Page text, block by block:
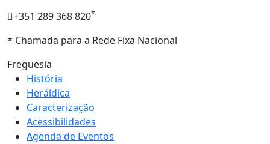
+351 289 368 820*
* Chamada para a Rede Fixa Nacional
Freguesia
História
Heráldica
Caracterização
Acessibilidades
Agenda de Eventos